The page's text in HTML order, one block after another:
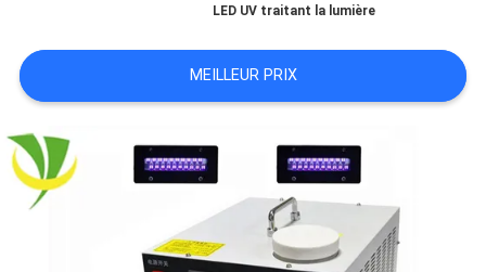
UNE
CITATION
PLAN
DU
LED UV traitant la lumière
MEILLEUR PRIX